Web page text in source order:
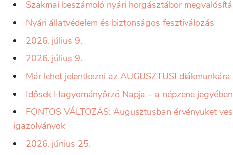
Szakmai beszámoló nyári horgásztábor
Nyári állatvédelem és biztonságos fesztiválozás
2026. július 9.
2026. július 9.
Már lehet jelentkezni az AUGUSZTUSI diákmunkára
Idősek Hagyományőrző Napja – a népzene jegyében
FONTOS VÁLTOZÁS: Augusztusban érvényüket
igazolványok
2026. június 25.